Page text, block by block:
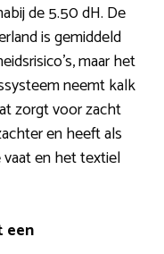
de 5.50 dH. De
is gemiddeld
maar het
neemt kalk
zorgt voor zacht
en heeft als
en het textiel
een